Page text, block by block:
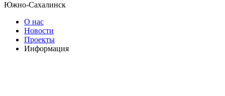
Южно-Сахалинск
О нас
Новости
Проекты
Информация